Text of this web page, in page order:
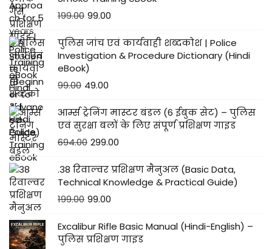
199.00 99.00
पुलिस जांच एवं कार्यवाही शब्दकोश | Police
Investigation & Procedure Dictionary (Hindi
eBook)
99.00 49.00
आर्म्स ट्रेनिंग मास्टर बंडल (6 ईबुक सेट) – पुलिस
एवं सुरक्षा बलों के लिए संपूर्ण प्रशिक्षण गाइड
694.00 299.00
.38 रिवाल्वर प्रशिक्षण मैनुअल (Basic Data,
Technical Knowledge & Practical Guide)
199.00 99.00
Excalibur Rifle Basic Manual (Hindi-English) –
पुलिस प्रशिक्षण गाइड